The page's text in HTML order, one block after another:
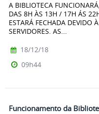
A BIBLIOTECA
DAS 8H ÀS 13H / 17H ÁS
ESTARÁ FECHADA DEVIDO
SERVIDORES. AS...
18/12/18
09h44
Funcionamento da